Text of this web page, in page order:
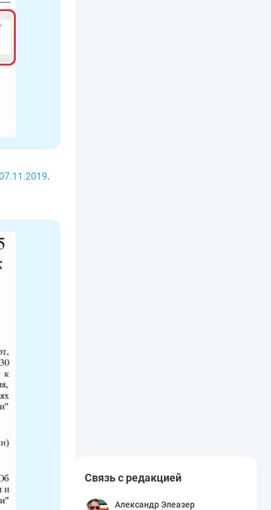
.
Связь с редакцией
Александр Элеазер